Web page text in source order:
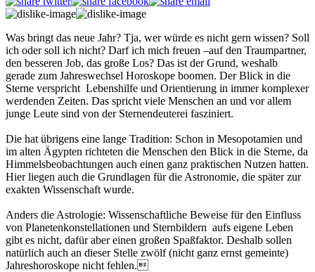
Was bringt das neue Jahr? Tja, wer würde es nicht gern wissen? Soll
ich oder soll ich nicht? Darf ich mich freuen –auf den Traumpartner,
den besseren Job, das große Los? Das ist der Grund, weshalb
gerade zum Jahreswechsel Horoskope boomen. Der Blick in die
Sterne verspricht Lebenshilfe und Orientierung in immer komplexer
werdenden Zeiten. Das spricht viele Menschen an und vor allem
junge Leute sind von der Sternendeuterei fasziniert.
Die hat übrigens eine lange Tradition: Schon in Mesopotamien und
im alten Ägypten richteten die Menschen den Blick in die Sterne, da
Himmelsbeobachtungen auch einen ganz praktischen Nutzen hatten.
Hier liegen auch die Grundlagen für die Astronomie, die später zur
exakten Wissenschaft wurde.
Anders die Astrologie: Wissenschaftliche Beweise für den Einfluss
von Planetenkonstellationen und Sternbildern aufs eigene Leben
gibt es nicht, dafür aber einen großen Spaßfaktor. Deshalb sollen
natürlich auch an dieser Stelle zwölf (nicht ganz ernst gemeinte)
Jahreshoroskope nicht fehlen.